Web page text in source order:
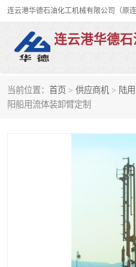
当前位置： 首页 > 供应商机 > 陆
阳船用流体装卸臂定制
陆用流体装卸臂
紧急脱离干式接头